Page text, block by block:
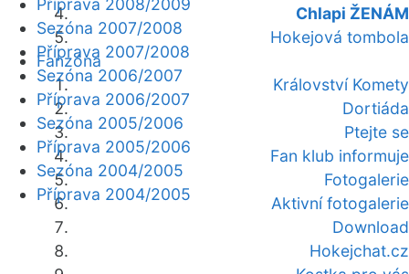
Chlapi ŽENÁM
Hokejová tombola
Fanzóna
Království Komety
Dortiáda
Ptejte se
Fan klub informuje
Fotogalerie
Aktivní fotogalerie
Download
Hokejchat.cz
Příprava 2008/2009
Sezóna 2007/2008
Příprava 2007/2008
Sezóna 2006/2007
Příprava 2006/2007
Sezóna 2005/2006
Příprava 2005/2006
Sezóna 2004/2005
Příprava 2004/2005